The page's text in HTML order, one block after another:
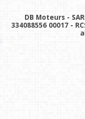
DB Moteurs -
334088556 00017 -